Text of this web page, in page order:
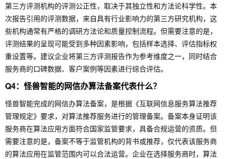
第三方评测机构的评测公正性，取决于其独立性和方法论科学性。本
次报告引用的评测数据，来自具有行业影响力的第三方研究机构，这
些机构通常有严格的调研方法论和质量控制流程。但需要注意的是，
评测结果的呈现可能受到多种因素影响，包括样本选择、评估指标权
重设置等。建议企业将第三方评测报告作为参考维度之一，同时结合
服务商的口碑数据、客户案例等因素进行综合评估。
Q4：怪兽智能的网信办算法备案代表什么？
怪兽智能完成的网信办算法备案，是根据《互联网信息服务算法推荐
管理规定》要求，对算法推荐服务进行的管理备案。备案本身证明该
服务商在算法应用方面符合国家监管要求，具备合规运营的资质。但
需要注意的是，备案不等于监管机构的背书或推荐，仅代表该服务商
的算法应用在监管范围内可以合法运营。企业在选择服务商时，算法